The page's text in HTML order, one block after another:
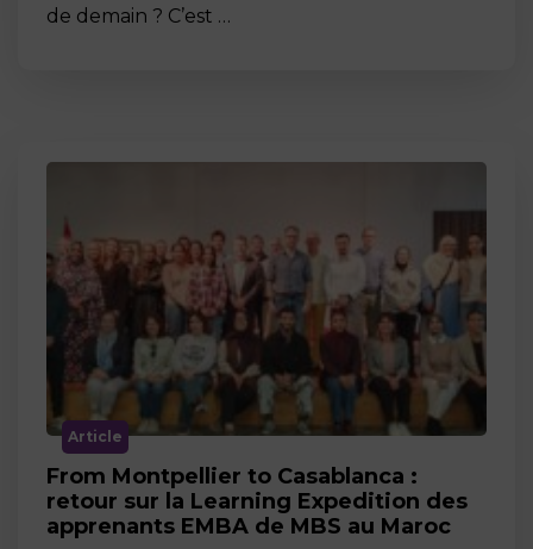
de demain ? C’est …
Article
From Montpellier to Casablanca :
retour sur la Learning Expedition des
apprenants EMBA de MBS au Maroc